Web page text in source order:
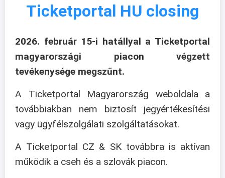
Ticketportal HU closing
2026. február 15-i hatállyal a Ticketportal
magyarországi piacon végzett
tevékenysége megszűnt.
A Ticketportal Magyarország weboldala a
továbbiakban nem biztosít jegyértékesítési
vagy ügyfélszolgálati szolgáltatásokat.
A Ticketportal CZ & SK továbbra is aktívan
működik a cseh és a szlovák piacon.